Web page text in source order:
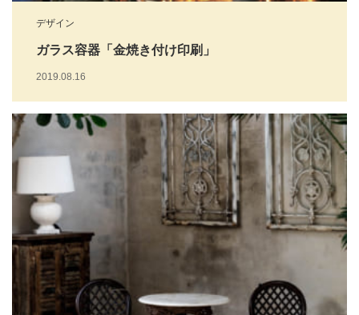
デザイン
ガラス容器「金焼き付け印刷」
2019.08.16